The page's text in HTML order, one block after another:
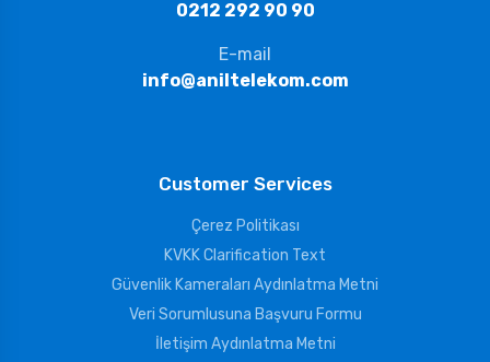
0212 292 90 90
E-mail
info@aniltelekom.com
Customer Services
Çerez Politikası
KVKK Clarification Text
Güvenlik Kameraları Aydınlatma Metni
Veri Sorumlusuna Başvuru Formu
İletişim Aydınlatma Metni